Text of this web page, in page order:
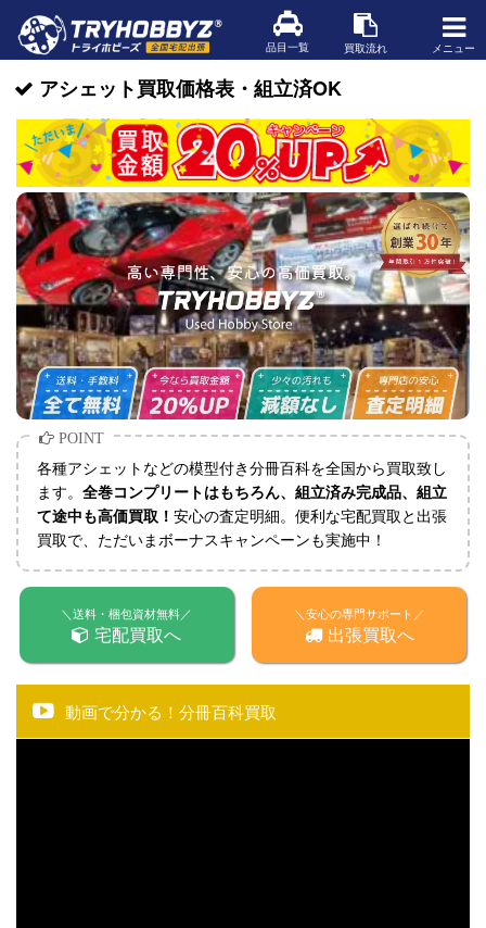
品目一覧 買取流れ メニュー
アシェット買取価格表・組立済OK
各種アシェットなどの模型付き分冊百科を全国から買取致し
ます。 全巻コンプリートはもちろん、組立済み完成品、組立
て途中も高価買取！ 安心の査定明細。便利な宅配買取と出張
買取で、ただいまボーナスキャンペーンも実施中！
＼送料・梱包資材無料／
宅配買取へ
＼安心の専門サポート／
出張買取へ
動画で分かる！分冊百科買取